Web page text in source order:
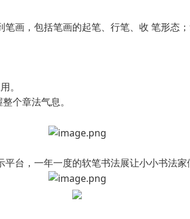
笔画，包括笔画的起笔、行笔、收 笔形态
。
个章法气息。
台，一年一度的软笔书法展让小小书法家